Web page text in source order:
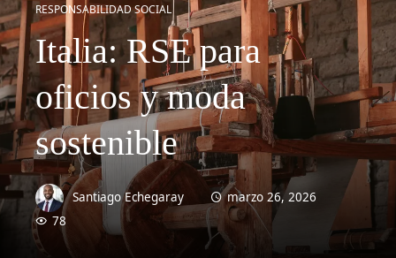
RESPONSABILIDAD SOCIAL
Italia: RSE para
oficios y moda
sostenible
Santiago Echegaray
marzo 26, 2026
78